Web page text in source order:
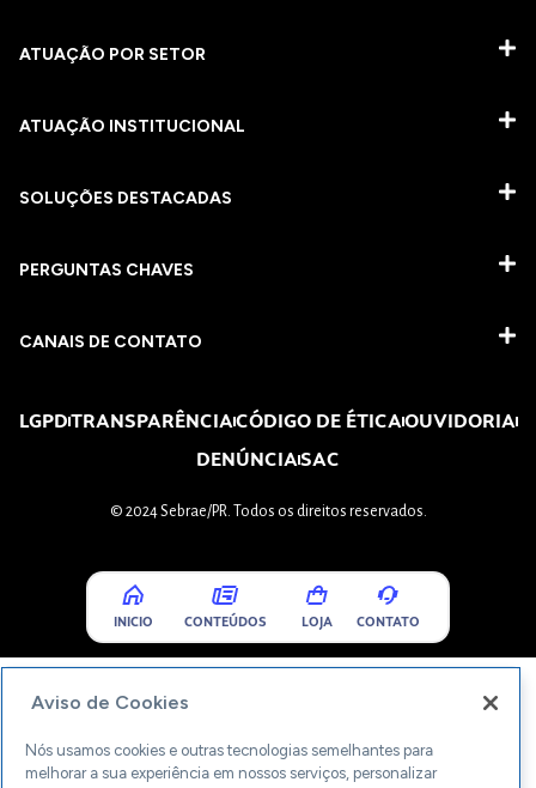
ATUAÇÃO POR SETOR
ATUAÇÃO INSTITUCIONAL
SOLUÇÕES DESTACADAS
PERGUNTAS CHAVES​
CANAIS DE CONTATO
LGPDTRANSPARÊNCIACÓDIGO DE ÉTICAOUVIDORIA
DENÚNCIASAC
© 2024 Sebrae/PR. Todos os direitos reservados.
INICIO CONTEÚDOS LOJA CONTATO
Aviso de Cookies
Nós usamos cookies e outras tecnologias semelhantes para
melhorar a sua experiência em nossos serviços, personalizar